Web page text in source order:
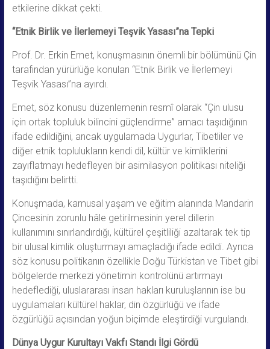
etkilerine dikkat çekti.
“Etnik Birlik veİlerlemeyi Teşvik Yasası”na Tepki
Prof. Dr. Erkin Emet, konuşmasının önemli bir bölümünü Çin
tarafından yürürlüğe konulan “Etnik Birlik ve İlerlemeyi
Teşvik Yasası”na ayırdı.
Emet, söz konusu düzenlemenin resmî olarak “Çin ulusu
için ortak topluluk bilincini güçlendirme” amacı taşıdığının
ifade edildiğini, ancak uygulamada Uygurlar, Tibetliler ve
diğer etnik toplulukların kendi dil, kültür ve kimliklerini
zayıflatmayı hedefleyen bir asimilasyon politikası niteliği
taşıdığını belirtti.
Konuşmada, kamusal yaşam ve eğitim alanında Mandarin
Çincesinin zorunlu hâle getirilmesinin yerel dillerin
kullanımını sınırlandırdığı, kültürel çeşitliliği azaltarak tek tip
bir ulusal kimlik oluşturmayı amaçladığı ifade edildi. Ayrıca
söz konusu politikanın özellikle Doğu Türkistan ve Tibet gibi
bölgelerde merkezi yönetimin kontrolünü artırmayı
hedeflediği, uluslararası insan hakları kuruluşlarının ise bu
uygulamaları kültürel haklar, din özgürlüğü ve ifade
özgürlüğü açısından yoğun biçimde eleştirdiği vurgulandı.
Dünya Uygur Kurultayı Vakfı Standıİlgi Gördü